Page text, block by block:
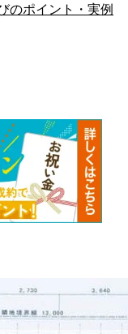
のポイント・実例